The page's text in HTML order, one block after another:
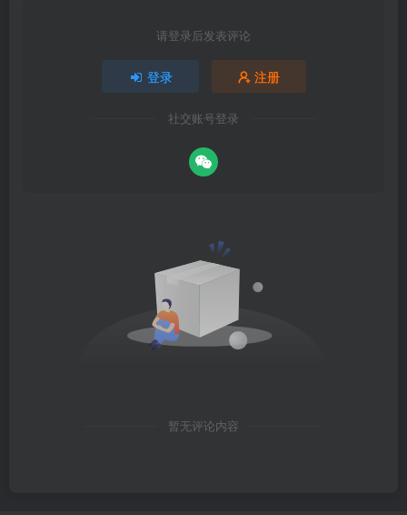
请登录后发表评论
登录 注册
社交账号登录
暂无评论内容